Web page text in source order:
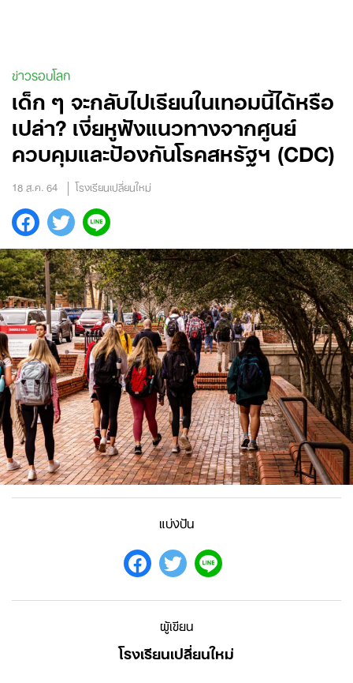
ข่าวรอบโลก
เด็ก ๆ จะกลับไปเรียนในเทอมนี้ได้หรือ
เปล่า? เงี่ยหูฟังแนวทางจากศูนย์
ควบคุมและป้องกันโรคสหรัฐฯ (CDC)
18 ส.ค. 64 โรงเรียนเปลี่ยนใหม่
แบ่งปัน
ผู้เขียน
โรงเรียนเปลี่ยนใหม่